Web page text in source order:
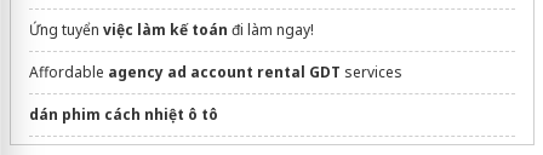
Ứng tuyển việc làm kế toán đi làm ngay!
Affordable agency ad account rental GDT services
dán phim cách nhiệt ô tô